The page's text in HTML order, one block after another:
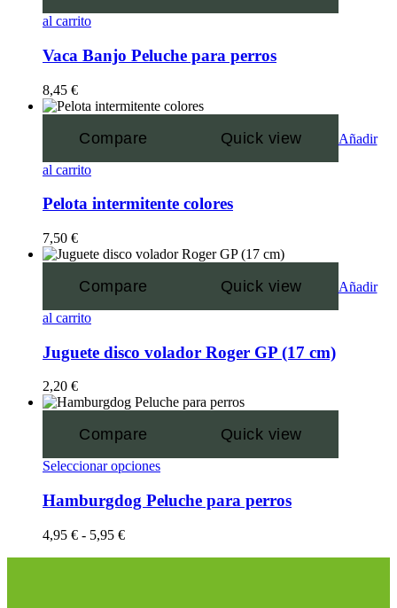
al carrito
Vaca Banjo Peluche para perros
8,45 €
Compare Quick view Añadir
al carrito
Pelota intermitente colores
7,50 €
Compare Quick view Añadir
al carrito
Juguete disco volador Roger GP (17 cm)
2,20 €
Compare Quick view
Seleccionar opciones
Hamburgdog Peluche para perros
4,95 € - 5,95 €